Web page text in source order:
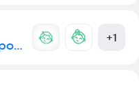
инструмент для
управлять своим домом
Лунев Валерий Александрович +1